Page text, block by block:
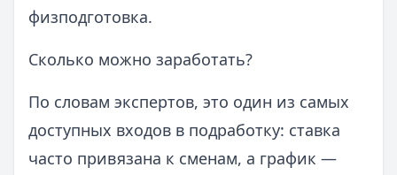
физподготовка.
Сколько можно заработать?
По словам экспертов, это один из самых
доступных входов в подработку: ставка
часто привязана к сменам, а график —